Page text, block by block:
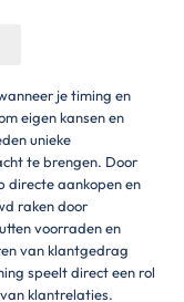
je timing en
eigen kansen en
unieke
te brengen. Door
directe aankopen en
raken door
voorraden en
van klantgedrag
speelt direct een rol
klantrelaties.